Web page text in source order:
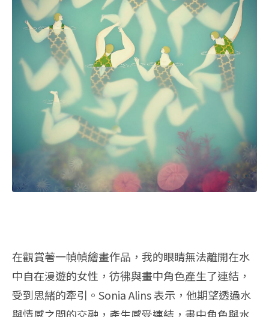
在觀賞著一幀幀繪畫作品，我的眼睛無法離開在水
中自在漫遊的女性，彷彿與畫中角色產生了連結，
受到思緒的牽引。Sonia Alins 表示，他期望透過水